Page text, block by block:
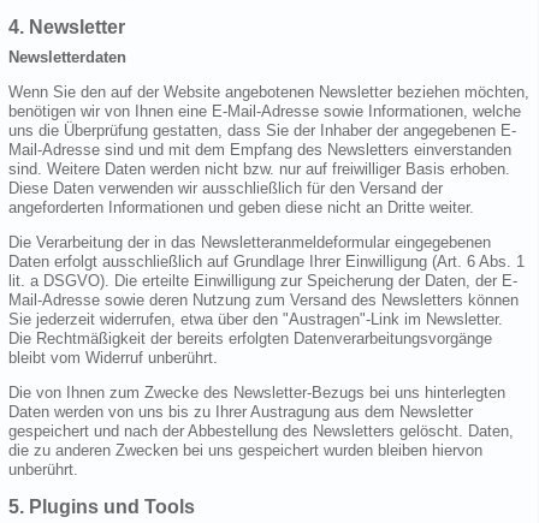
4. Newsletter
Newsletterdaten
Wenn Sie den auf der Website angebotenen Newsletter beziehen möchten,
benötigen wir von Ihnen eine E-Mail-Adresse sowie Informationen, welche
uns die Überprüfung gestatten, dass Sie der Inhaber der angegebenen E-
Mail-Adresse sind und mit dem Empfang des Newsletters einverstanden
sind. Weitere Daten werden nicht bzw. nur auf freiwilliger Basis erhoben.
Diese Daten verwenden wir ausschließlich für den Versand der
angeforderten Informationen und geben diese nicht an Dritte weiter.
Die Verarbeitung der in das Newsletteranmeldeformular eingegebenen
Daten erfolgt ausschließlich auf Grundlage Ihrer Einwilligung (Art. 6 Abs. 1
lit. a DSGVO). Die erteilte Einwilligung zur Speicherung der Daten, der E-
Mail-Adresse sowie deren Nutzung zum Versand des Newsletters können
Sie jederzeit widerrufen, etwa über den "Austragen"-Link im Newsletter.
Die Rechtmäßigkeit der bereits erfolgten Datenverarbeitungsvorgänge
bleibt vom Widerruf unberührt.
Die von Ihnen zum Zwecke des Newsletter-Bezugs bei uns hinterlegten
Daten werden von uns bis zu Ihrer Austragung aus dem Newsletter
gespeichert und nach der Abbestellung des Newsletters gelöscht. Daten,
die zu anderen Zwecken bei uns gespeichert wurden bleiben hiervon
unberührt.
5. Plugins und Tools